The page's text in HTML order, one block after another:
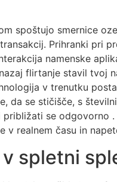
spoštujo smernice
Prihranki pri
namenske
flirtanje stavil tvoj
v trenutku
da se stičišče, s
se odgovorno
realnem času in
spletni